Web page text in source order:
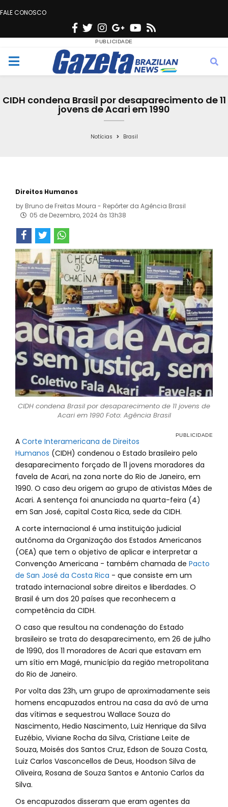
FALE CONOSCO
F
c
e
o
T
w
i
t
e
n
s
t
g
r
a
G
o
o
g
e
Y
u
t
b
s
M
CIDH condena Brasil por desaparecimento de 11
jovens de Acari em 1990
Notícias Brasil
Direitos Humanos
by Bruno de Freitas Moura - Repórter da Agência Brasil
05 de Dezembro, 2024 às 13h38
CIDH condena Brasil por desaparecimento de 11 jovens de
Acari em 1990 Foto: Agência Brasil
A Corte Interamericana de Direitos
Humanos (CIDH) condenou o Estado brasileiro pelo
desaparecimento forçado de 11 jovens moradores da
favela de Acari, na zona norte do Rio de Janeiro, em
1990. O caso deu origem ao grupo de ativistas Mães de
Acari. A sentença foi anunciada na quarta-feira (4)
em San José, capital Costa Rica, sede da CIDH.
A corte internacional é uma instituição judicial
autônoma da Organização dos Estados Americanos
(OEA) que tem o objetivo de aplicar e interpretar a
Convenção Americana - também chamada de Pacto
de San José da Costa Rica - que consiste em um
tratado internacional sobre direitos e liberdades. O
Brasil é um dos 20 países que reconhecem a
competência da CIDH.
O caso que resultou na condenação do Estado
brasileiro se trata do desaparecimento, em 26 de julho
de 1990, dos 11 moradores de Acari que estavam em
um sítio em Magé, município da região metropolitana
do Rio de Janeiro.
Por volta das 23h, um grupo de aproximadamente seis
homens encapuzados entrou na casa da avó de uma
das vítimas e sequestrou Wallace Souza do
Nascimento, Hedio Nascimento, Luiz Henrique da Silva
Euzébio, Viviane Rocha da Silva, Cristiane Leite de
Souza, Moisés dos Santos Cruz, Edson de Souza Costa,
Luiz Carlos Vasconcellos de Deus, Hoodson Silva de
Oliveira, Rosana de Souza Santos e Antonio Carlos da
Silva.
Os encapuzados disseram que eram agentes da